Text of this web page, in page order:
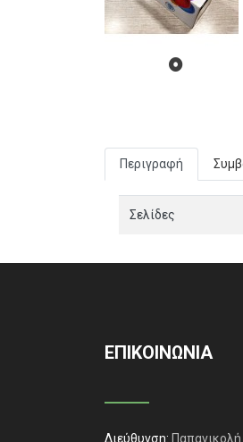
Περιγραφή
Σελίδες
ΕΠΙΚΟΙΝΩΝΙΑ
Διεύθυνση: Παπανικολή